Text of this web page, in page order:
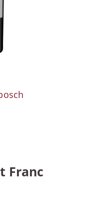
Franc